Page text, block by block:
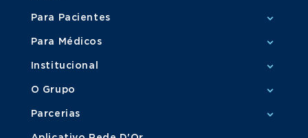
Para Pacientes
Para Médicos
Institucional
O Grupo
Parcerias